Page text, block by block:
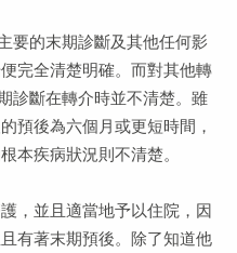
要的末期診斷及其他任何影
完全清楚明確。而對其他轉
診斷在轉介時並不清楚。雖
預後為六個月或更短時間，
本疾病狀況則不清楚。
，並且適當地予以住院，因
有著末期預後。除了知道他